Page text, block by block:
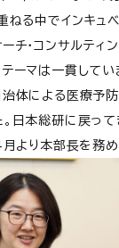
ねる中でインキュ
チ・コンサルティ
テーマは一貫して
体による医療予防
。日本総研に戻っ
より本部長を務め